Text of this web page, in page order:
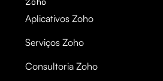
Aplicativos Zoho
Serviços Zoho
Consultoria Zoho